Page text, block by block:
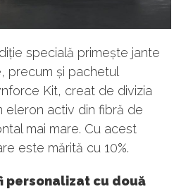
specială primește jante
precum și pachetul
Kit, creat de divizia
eleron activ din fibră de
mai mare. Cu acest
este mărită cu 10%.
personalizat cu două